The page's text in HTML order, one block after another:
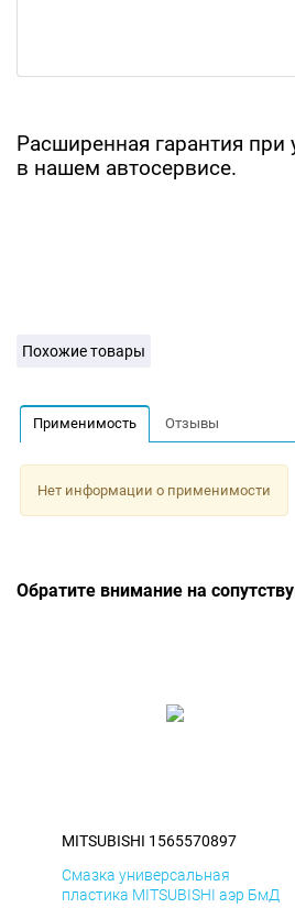
Расширенная гарантия при
в нашем автосервисе.
Похожие товары
Применимость Отзывы
Нет информации о применимости
Обратите внимание на
MITSUBISHI 1565570897
Смазка универсальная
пластика MITSUBISHI аэр БмД